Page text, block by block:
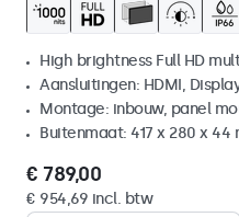
High brightness Full HD
Aansluitingen: HDMI,
Montage: inbouw, panel
Buitenmaat: 417 x 280 x 44
€ 789,00
€ 954,69 incl. btw